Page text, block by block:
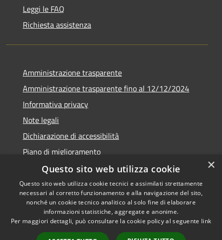
Leggi le FAQ
Richiesta assistenza
Amministrazione trasparente
Amministrazione trasparente fino al 12/12/2024
Informativa privacy
Note legali
Dichiarazione di accessibilità
Piano di miglioramento
Accessibility
Privacy
Copyright © 2026 • Town of •
Powered byMunicipium
Admin access
×
Questo sito web utilizza cookie
Questo sito web utilizza cookie tecnici e assimilati strettamente
necessari al corretto funzionamento e alla navigazione del sito,
nonché un cookie tecnico analitico al solo fine di elaborare
informazioni statistiche, aggregate e anonime.
Per maggiori dettagli, può consultare la cookie policy al seguente link